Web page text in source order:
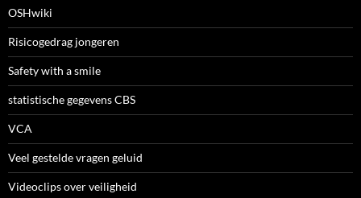
OSHwiki
Risicogedrag jongeren
Safety with a smile
statistische gegevens CBS
VCA
Veel gestelde vragen geluid
Videoclips over veiligheid